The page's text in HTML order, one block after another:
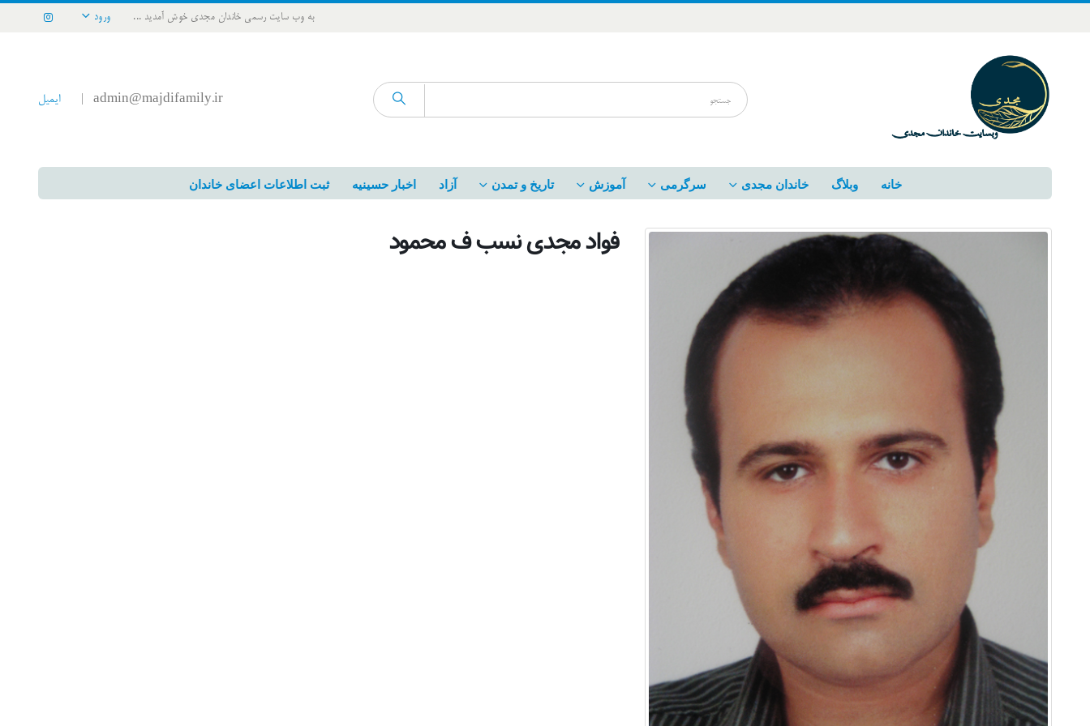
به وب سایت رسمی خاندان مجدی خوش آمدید ... ورود
admin@majdifamily.ir ایمیل
خانه وبلاگ خاندان مجدی سرگرمی آموزش تاریخ و تمدن آزاد اخبار حسینیه ثبت اطلاعات اعضای خاندان
فواد مجدی نسب ف محمود